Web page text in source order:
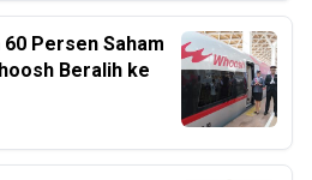
Persen Saham
Beralih ke